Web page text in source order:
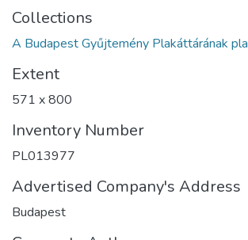
Collections
A Budapest Gyűjtemény Plakáttárának
Extent
571 x 800
Inventory Number
PL013977
Advertised Company's Address
Budapest